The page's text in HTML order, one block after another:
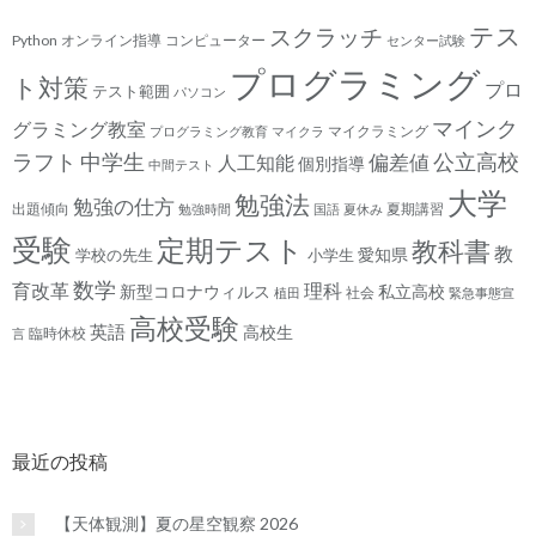
Python オンライン指導 コンピューター スクラッチ センター試験 テス
ト対策 テスト範囲 パソコン プログラミング プロ
グラミング教室 プログラミング教育 マイクラ マイクラミング マインク
ラフト 中学生 中間テスト 人工知能個別指導偏差値 公立高校
出題傾向 勉強の仕方 勉強時間 勉強法 国語 夏休み 夏期講習 大学
受験 学校の先生 定期テスト 小学生 愛知県 教科書 教
育改革数学 新型コロナウィルス 植田 理科 社会 私立高校 緊急事態宣
言 臨時休校 英語 高校受験 高校生
最近の投稿
【天体観測】夏の星空観察 2026